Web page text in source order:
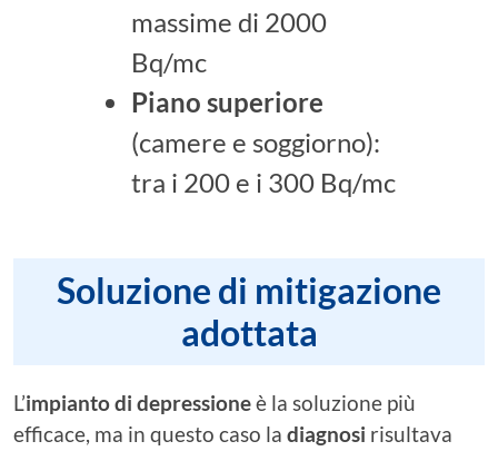
massime di 2000
Bq/mc
Piano superiore
(camere e soggiorno):
tra i 200 e i 300 Bq/mc
Soluzione di mitigazione
adottata
L’impianto di depressioneè la soluzione più
efficace, ma in questo caso la diagnosi risultava